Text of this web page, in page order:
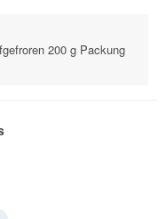
200 g Packung